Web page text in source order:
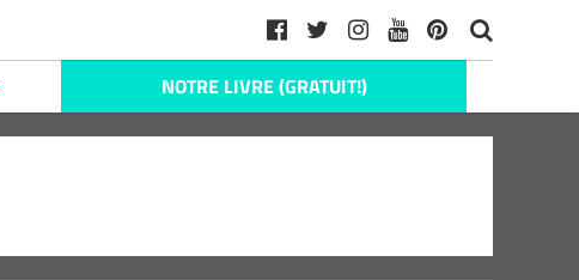
NOTRE LIVRE (GRATUIT!)